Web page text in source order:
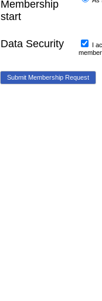
Membership
start
Data Security
I